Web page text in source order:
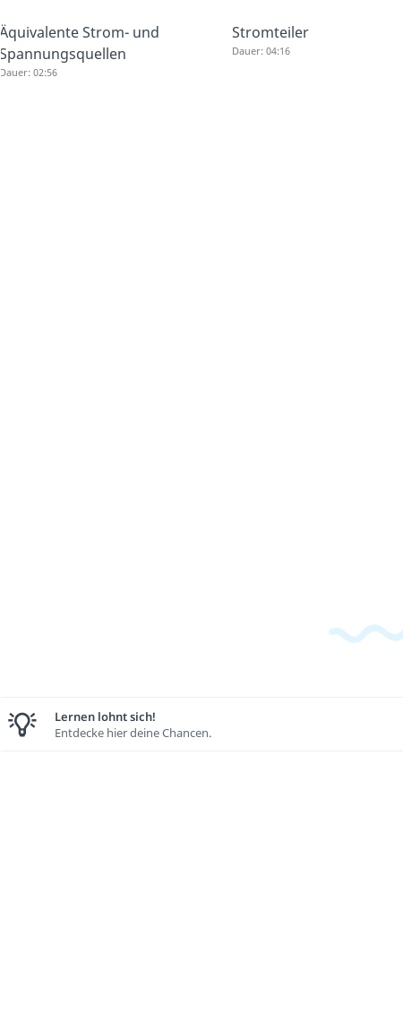
Äquivalente Strom- und
Spannungsquellen
Dauer: 02:56
Stromteiler
Dauer: 04:16
Lernen lohnt sich!
Entdecke hier deine Chancen.